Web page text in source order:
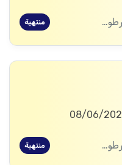
حلب, دمشق, طرطوس, ريف دمشق, ديرالزور, درعا, إدلب, القنيطرة, اللاذقية, الرقة, حمص, الحسكة, حماة منتهية
حلب, دمشق, طرطوس, ريف دمشق, ديرالزور, درعا, إدلب, القنيطرة, اللاذقية, الرقة, حمص, الحسكة, حماة منتهية